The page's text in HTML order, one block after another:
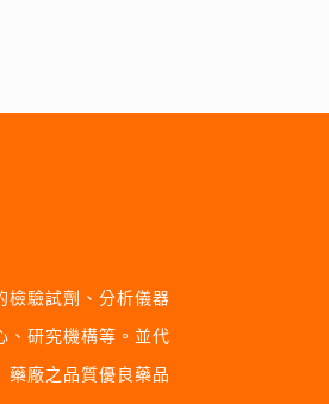
檢驗試劑、分析儀器
、研究機構等。並代
藥廠之品質優良藥品